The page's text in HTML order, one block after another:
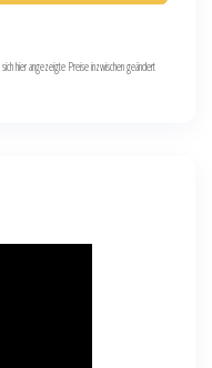
hier angezeigte Preise inzwischen geändert